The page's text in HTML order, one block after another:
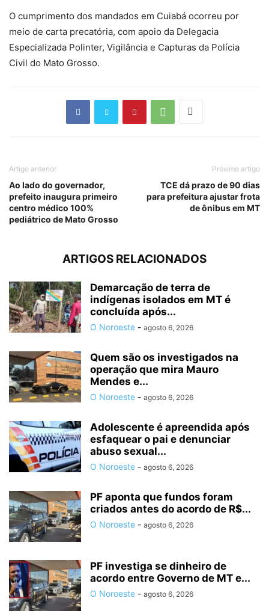
O cumprimento dos mandados em Cuiabá ocorreu por
meio de carta precatória, com apoio da Delegacia
Especializada Polinter, Vigilância e Capturas da Polícia
Civil do Mato Grosso.
Artigo anterior
Ao lado do governador,
prefeito inaugura primeiro
centro médico 100%
pediátrico de Mato Grosso
Próximo artigo
TCE dá prazo de 90 dias
para prefeitura ajustar frota
de ônibus em MT
ARTIGOS RELACIONADOS
Demarcação de terra de
indígenas isolados em MT é
concluída após...
O Noroeste - agosto 6, 2026
Quem são os investigados na
operação que mira Mauro
Mendes e...
O Noroeste - agosto 6, 2026
Adolescente é apreendida após
esfaquear o pai e denunciar
abuso sexual...
O Noroeste - agosto 6, 2026
PF aponta que fundos foram
criados antes do acordo de R$...
O Noroeste - agosto 6, 2026
PF investiga se dinheiro de
acordo entre Governo de MT e...
O Noroeste - agosto 6, 2026